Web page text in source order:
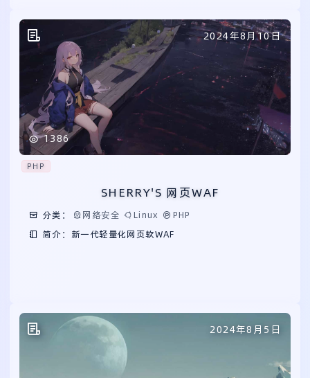
2024年8月10日
1386
PHP
SHERRY'S 网页WAF
分类： 网络安全 Linux
PHP
简介：新一代轻量化网页软WAF
2024年8月5日